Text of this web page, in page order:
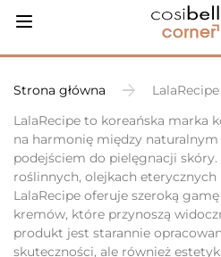
Strona główna
LalaRecipe
LalaRecipe to koreańska marka
na harmonię między
podejściem do pielęgnacji
roślinnych, olejkach eterycznych
LalaRecipe oferuje szeroką
kremów, które przynoszą
produkt jest starannie
skuteczności, ale również